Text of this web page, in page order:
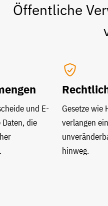
Öffentliche
und E-
die
Gesetze wie
verlangen
hinweg.